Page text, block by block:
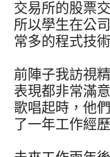
交易所的股票
所以學生在公
常多的程式技
前陣子我訪視
表現都非常滿
歌唱起時，他
了一年工作經